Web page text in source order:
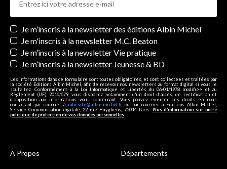
Newsletters
Je m’inscris à la newsletter des éditions Albin Michel
Je m'inscris à la newsletter M.C. Beaton
Je m’inscris à la newsletter Vie pratique
Je m’inscris à la newsletter Jeunesse & BD
Les informations dans ce formulaire sont toutes obligatoires, et sont collectées et traitées par
la société Editions Albin Michel, afin de recevoir nos newsletters au format digital si vous le
souhaitez. Conformément à la Loi Informatique et Libertés du 06/01/1978 modifiée et au
Règlement (UE) 2016/679, vous disposez notamment d'un droit d'accès, de rectification et
d’opposition aux informations vous concernant. Vous pouvez exercer ces droits en nous
contactant par courriel à info-site@albin-michel.fr ou par courrier à Editions Albin Michel,
Service Communication digitale, 22 rue Huyghens, 75014 Paris. Plus d’information sur notre
politique de protection de vos données personnelles
A Propos Départements